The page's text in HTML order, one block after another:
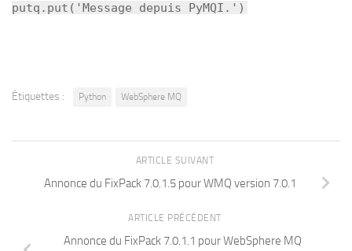
putq.put('Message depuis PyMQI.')
Étiquettes : Python WebSphere MQ
ARTICLE SUIVANT
Annonce du FixPack 7.0.1.5 pour WMQ version 7.0.1
ARTICLE PRÉCÉDENT
Annonce du FixPack 7.0.1.1 pour WebSphere MQ